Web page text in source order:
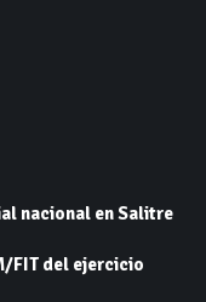
nacional en Salitre
FIT del ejercicio